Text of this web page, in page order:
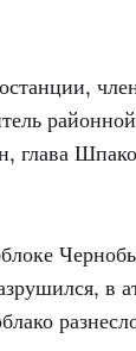
глава
в